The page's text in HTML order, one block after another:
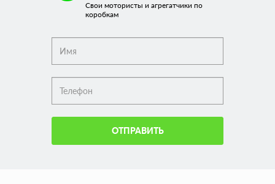
Свои мотористы и агрегатчики по
коробкам
ОТПРАВИТЬ